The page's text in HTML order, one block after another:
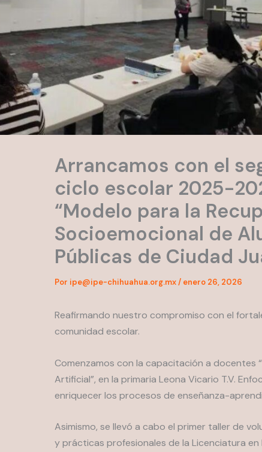
Arrancamos con el
ciclo escolar 2025-
“Modelo para la
Socioemocional de
Públicas de Ciudad
Por ipe@ipe-chihuahua.org.mx/ enero 26, 2026
Reafirmando nuestro compromiso con el
comunidad escolar.
Comenzamos con la capacitación a docentes
Artificial”, en la primaria Leona Vicario T.V.
enriquecer los procesos de enseñanza-
Asimismo, se llevó a cabo el primer taller de
y prácticas profesionales de la Licenciatura en